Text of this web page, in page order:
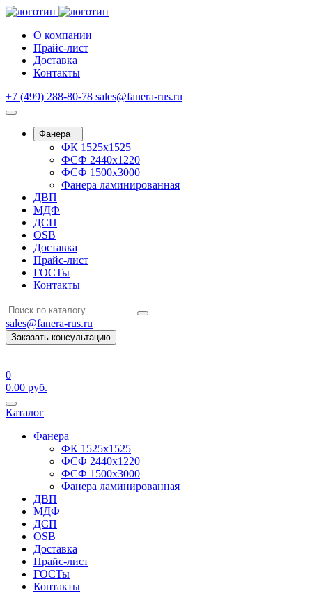
О компании
Прайс-лист
Доставка
Контакты
+7 (499) 288-80-78 sales@fanera-rus.ru
Фанера
ФК 1525х1525
ФСФ 2440х1220
ФСФ 1500х3000
Фанера ламинированная
ДВП
МДФ
ДСП
OSB
Доставка
Прайс-лист
ГОСТы
Контакты
sales@fanera-rus.ru
Заказать консультацию
0
0.00 руб.
Каталог
Фанера
ФК 1525х1525
ФСФ 2440х1220
ФСФ 1500х3000
Фанера ламинированная
ДВП
МДФ
ДСП
OSB
Доставка
Прайс-лист
ГОСТы
Контакты